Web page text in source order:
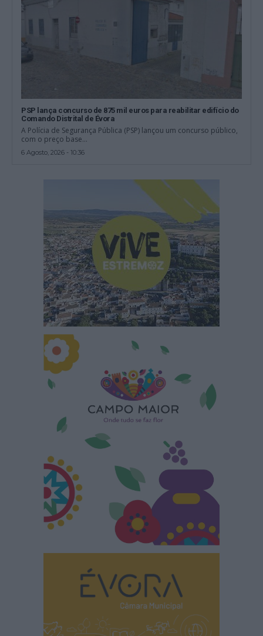
PSP lança concurso de 875 mil euros para reabilitar edifício do
Comando Distrital de Évora
A Polícia de Segurança Pública (PSP) lançou um concurso público,
com o preço base...
6 Agosto, 2026 - 10:36